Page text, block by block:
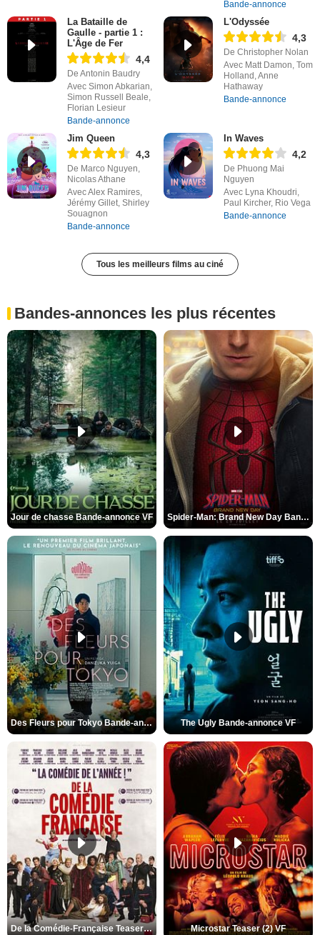
Bande-annonce
La Bataille de
Gaulle - partie 1 :
L'Âge de Fer
4,4
De Antonin Baudry
Avec Simon Abkarian,
Simon Russell Beale,
Florian Lesieur
Bande-annonce
L'Odyssée
4,3
De Christopher Nolan
Avec Matt Damon, Tom
Holland, Anne
Hathaway
Bande-annonce
Jim Queen
4,3
De Marco Nguyen,
Nicolas Athane
Avec Alex Ramires,
Jérémy Gillet, Shirley
Souagnon
Bande-annonce
In Waves
4,2
De Phuong Mai
Nguyen
Avec Lyna Khoudri,
Paul Kircher, Rio Vega
Bande-annonce
Tous les meilleurs films au ciné
Bandes-annonces les plus récentes
Jour de chasse Bande-annonce VF Spider-Man: Brand New Day Bande-annonce (3) VO STFR
Des Fleurs pour Tokyo Bande-annonce VO STFR The Ugly Bande-annonce VF
De la Comédie-Française Teaser (3) VF Microstar Teaser (2) VF